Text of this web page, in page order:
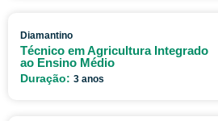
Diamantino
Técnico em Agricultura Integrado
ao Ensino Médio
Duração: 3 anos